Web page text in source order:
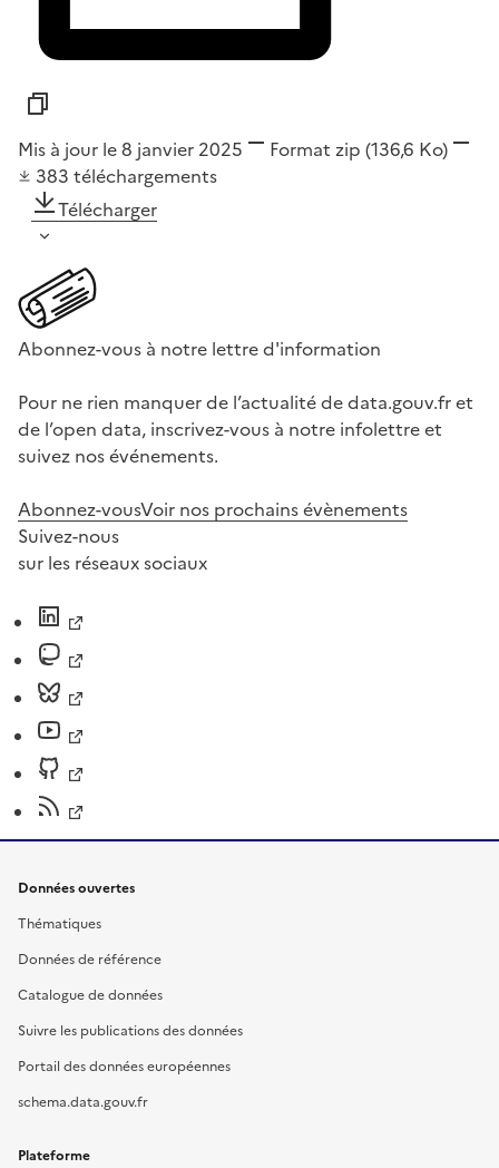
Mis à jour le 8 janvier 2025 Format zip (136,6 Ko)
383 téléchargements
Télécharger
Abonnez-vous à notre lettre d'information
Pour ne rien manquer de l’actualité de data.gouv.fr et
de l’open data, inscrivez-vous à notre infolettre et
suivez nos événements.
Abonnez-vousVoir nos prochains évènements
Suivez-nous
sur les réseaux sociaux
Données ouvertes
Thématiques
Données de référence
Catalogue de données
Suivre les publications des données
Portail des données européennes
schema.data.gouv.fr
Plateforme